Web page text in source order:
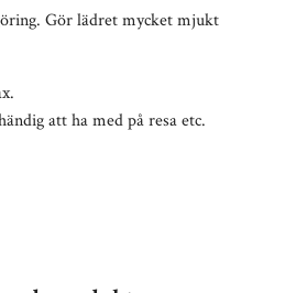
Gör lädret mycket mjukt
att ha med på resa etc.